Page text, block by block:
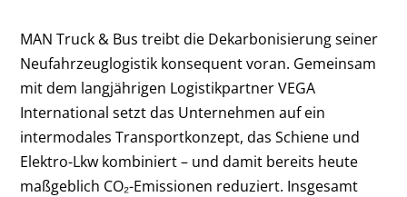
MAN Truck & Bus treibt die Dekarbonisierung seiner
Neufahrzeuglogistik konsequent voran. Gemeinsam
mit dem langjährigen Logistikpartner VEGA
International setzt das Unternehmen auf ein
intermodales Transportkonzept, das Schiene und
Elektro-Lkw kombiniert – und damit bereits heute
maßgeblich CO₂-Emissionen reduziert. Insgesamt